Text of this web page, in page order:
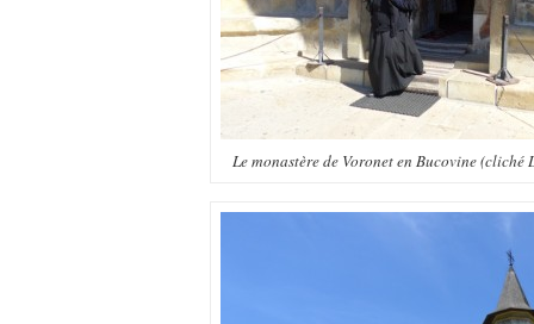
Le monastère de Voronet en Bucovine